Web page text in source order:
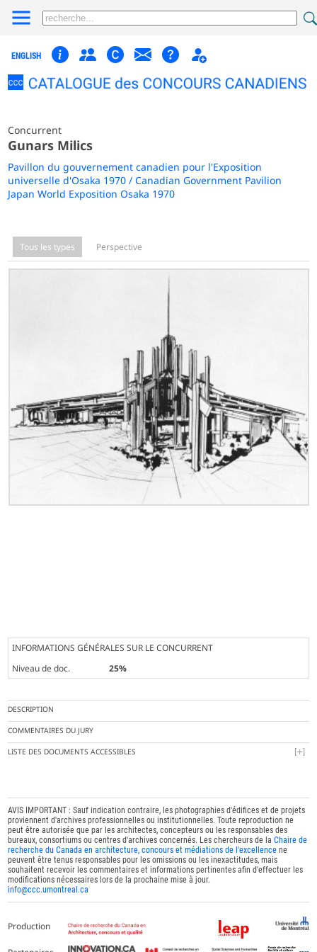
ENGLISH
Concurrent
Gunars Milics
Pavillon du gouvernement canadien pour l'Exposition
universelle d'Osaka 1970 / Canadian Government Pavilion
Japan World Exposition Osaka 1970
Tous les types Perspective
INFORMATIONS GÉNÉRALES SUR LE CONCURRENT
Niveau de doc.
25%
DESCRIPTION
COMMENTAIRES DU JURY
LISTE DES DOCUMENTS ACCESSIBLES
AVIS IMPORTANT : Sauf indication contraire, les photographies d'édifices et de projets
proviennent d'archives professionnelles ou institutionnelles. Toute reproduction ne
peut être autorisée que par les architectes, concepteurs ou les responsables des
bureaux, consortiums ou centres d'archives concernés. Les chercheurs de laChaire de
recherche du Canada en architecture, concours et médiations de l'excellence ne
peuvent être tenus responsables pour les omissions ou les inexactitudes, mais
souhaitent recevoir les commentaires et informations pertinentes afin d'effectuer les
modifications nécessaires lors de la prochaine mise à jour.
info@ccc.umontreal.ca
Production